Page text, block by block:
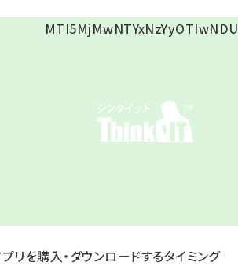
リを購入・ダウンロードするタイミング